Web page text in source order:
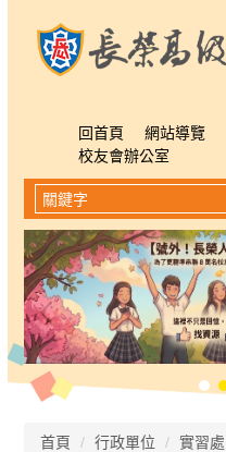
回首頁 網站導覽
校友會辦公室
首頁 行政單位 實習處